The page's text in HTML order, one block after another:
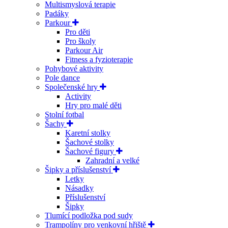
Multismyslová terapie
Padáky
Parkour
Pro děti
Pro školy
Parkour Air
Fitness a fyzioterapie
Pohybové aktivity
Pole dance
Společenské hry
Activity
Hry pro malé děti
Stolní fotbal
Šachy
Karetní stolky
Šachové stolky
Šachové figury
Zahradní a velké
Šipky a příslušenství
Letky
Násadky
Příslušenství
Šipky
Tlumící podložka pod sudy
Trampolíny pro venkovní hřiště